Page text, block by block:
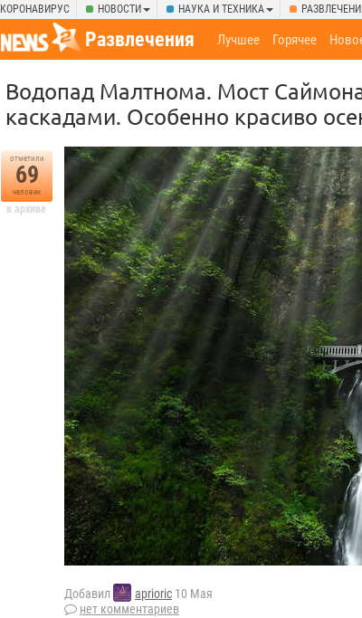
КОРОНАВИРУС НОВОСТИ НАУКА И ТЕХНИКА
Развлечения Лучшее Горячее
Водопад Малтнома. Мост
каскадами. Особенно красиво
отметили
69
человек
в архиве
Добавил aprioric 10 Мая
нет комментариев